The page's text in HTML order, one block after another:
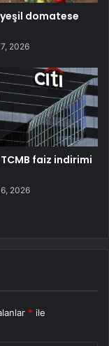
domatese
2026
faiz indirimi
2026
* ile